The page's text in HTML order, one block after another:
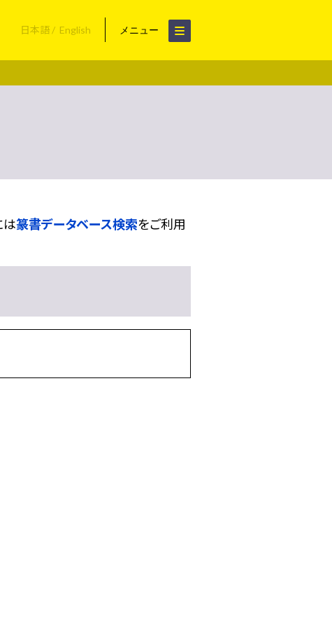
日本語 English メニュー
は篆書データベース検索をご利用